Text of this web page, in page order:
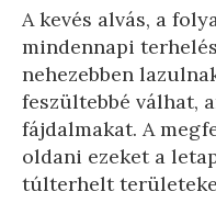
A kevés alvás, a
mindennapi
nehezebben
feszültebbé válhat,
fájdalmakat. A
oldani ezeket a
túlterhelt